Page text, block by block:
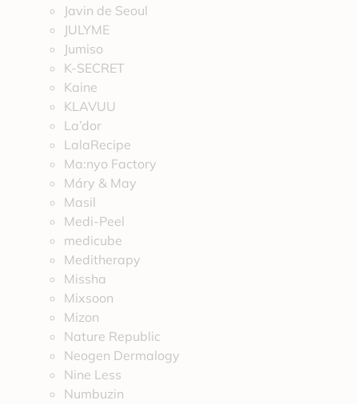
Javin de Seoul
JULYME
Jumiso
K-SECRET
Kaine
KLAVUU
La’dor
LalaRecipe
Ma:nyo Factory
Máry & May
Masil
Medi-Peel
medicube
Meditherapy
Missha
Mixsoon
Mizon
Nature Republic
Neogen Dermalogy
Nine Less
Numbuzin